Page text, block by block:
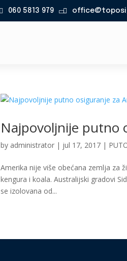
060 5813 979 
Najpovoljnije putno
by administrator | jul 17, 2017 |
Amerika nije više obećana zemlja za
kengura i koala. Australijski gradovi
se izolovana od...